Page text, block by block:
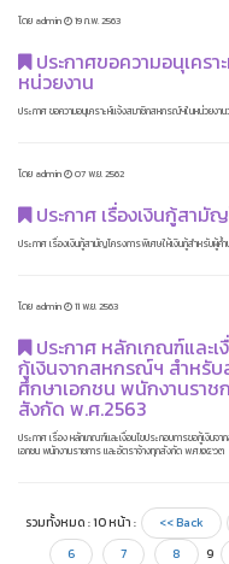
โดย admin 19 ก.พ. 2563
ประกาศขอความอนุเครา
หน่วยงาน
ประกาศ ขอความอนุเคราะห์แจ้งสมาชิกสหกรณ์ฯในหน่วยงาน
โดย admin 07 พ.ย. 2562
ประกาศ เรื่องเงินกู้สามั
ประกาศ เรื่องเงินกู้สามัญโครงการพิเศษให้เงินกู้สำหรับผู้
โดย admin 11 พ.ย. 2563
ประกาศ หลักเกณฑ์และเ
กู้เงินจากสหกรณ์ฯ สำหรั
ศึกษาเอกชน พนักงานราช
สังกัด พ.ศ.2563
ประกาศ เรื่อง หลักเกณฑ์และเงื่อนไขประกอบการขอกู้เงิ
เอกชน พนักงานราชการ และอัตราจ้างทุกสังกัด พ.ศ.๒๕๖๓
รวมทั้งหมด : 10 หน้า : << Back
6
7 8 9